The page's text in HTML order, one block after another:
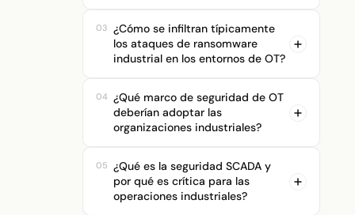
03 ¿Cómo se infiltran típicamente
los ataques de ransomware
industrial en los entornos de OT?
04 ¿Qué marco de seguridad de OT
deberían adoptar las
organizaciones industriales?
05 ¿Qué es la seguridad SCADA y
por qué es crítica para las
operaciones industriales?